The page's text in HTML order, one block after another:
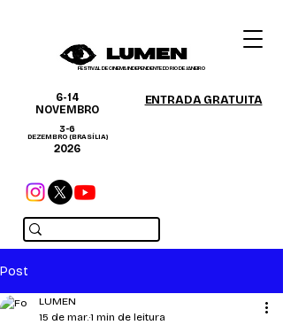
FESTIVAL DE CINEMA INDEPENDENTE DO RIO DE JANEIRO
6-14
NOVEMBRO
3-6
DEZEMBRO (BRASÍLIA)
2026
ENTRADA GRATUITA
Post
LUMEN
15 de mar.1 min de leitura